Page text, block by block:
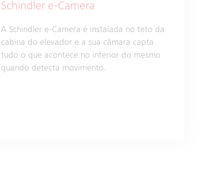
Schindler e-Camera
A Schindler e-Camera é instalada no teto da
cabina do elevador e a sua câmara capta
tudo o que acontece no interior do mesmo
quando detecta movimento.